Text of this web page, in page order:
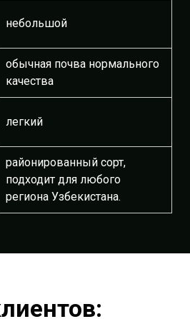
небольшой
обычная почва нормального
качества
легкий
районированный сорт,
подходит для любого
региона Узбекистана.